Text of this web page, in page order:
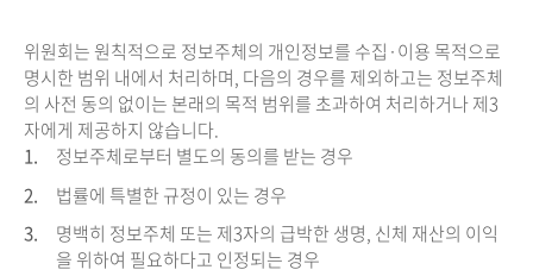
위원회는 원칙적으로 정보주체의 개인정보를 수집·이용 목적으로
명시한 범위 내에서 처리하며, 다음의 경우를 제외하고는 정보주체
의 사전 동의 없이는 본래의 목적 범위를 초과하여 처리하거나 제3
자에게 제공하지 않습니다.
1.
정보주체로부터 별도의 동의를 받는 경우
2.
법률에 특별한 규정이 있는 경우
3.
명백히 정보주체 또는 제3자의 급박한 생명, 신체 재산의 이익
을 위하여 필요하다고 인정되는 경우